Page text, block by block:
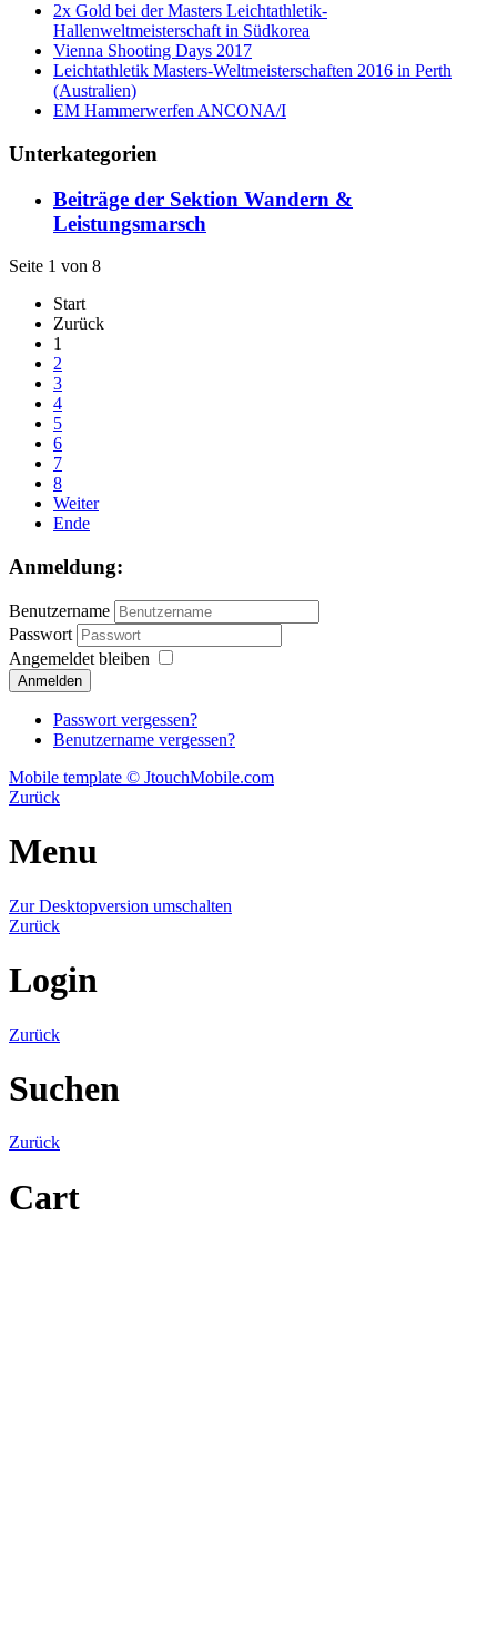
2x Gold bei der Masters Leichtathletik-
Hallenweltmeisterschaft in Südkorea
Vienna Shooting Days 2017
Leichtathletik Masters-Weltmeisterschaften 2016 in Perth
(Australien)
EM Hammerwerfen ANCONA/I
Unterkategorien
Beiträge der Sektion Wandern &
Leistungsmarsch
Seite 1 von 8
Start
Zurück
1
2
3
4
5
6
7
8
Weiter
Ende
Anmeldung:
Benutzername
Passwort
Angemeldet bleiben
Passwort vergessen?
Benutzername vergessen?
Mobile template © JtouchMobile.com
Zurück
Menu
Zur Desktopversion umschalten
Zurück
Login
Zurück
Suchen
Zurück
Cart